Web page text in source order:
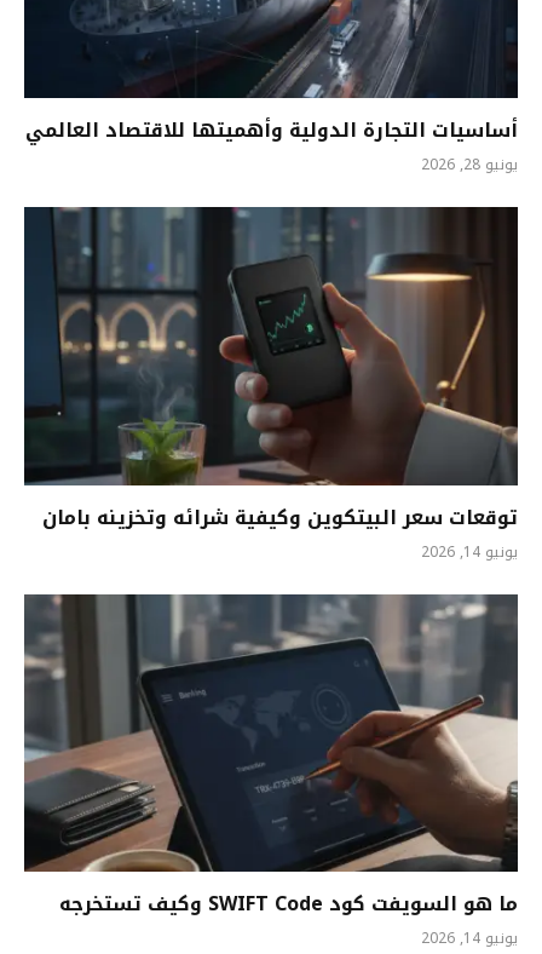
أساسيات التجارة الدولية وأهميتها للاقتصاد العالمي
يونيو 28, 2026
توقعات سعر البيتكوين وكيفية شرائه وتخزينه بامان
يونيو 14, 2026
ما هو السويفت كود SWIFT Code وكيف تستخرجه
يونيو 14, 2026